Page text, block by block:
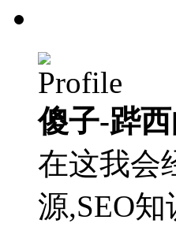
傻子-跸
在这我会
源,SEO